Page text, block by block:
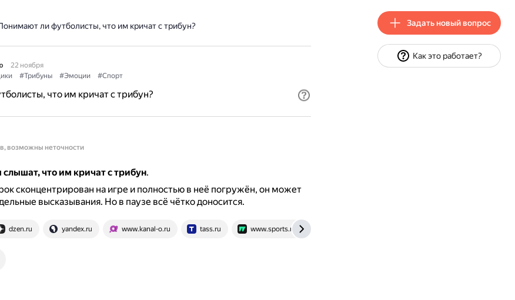
ли футболисты, что им кричат с трибун?
22 ноября
#Трибуны #Эмоции #Спорт
что им кричат с трибун?
возможны неточности
что им кричат с трибун.
сконцентрирован на игре и полностью в неё погружён, он может
высказывания. Но в паузе всё чётко доносится.
dzen.ru yandex.ru www.kanal-o.ru tass.ru www.sports.ru
Задать новый вопрос
Как это работает?